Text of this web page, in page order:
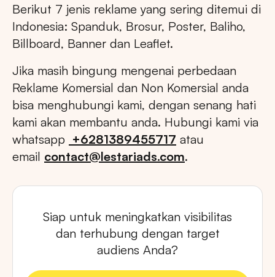
Berikut 7 jenis reklame yang sering ditemui di
Indonesia: Spanduk, Brosur, Poster, Baliho,
Billboard, Banner dan Leaflet.
Jika masih bingung mengenai perbedaan
Reklame Komersial dan Non Komersial anda
bisa menghubungi kami, dengan senang hati
kami akan membantu anda. Hubungi kami via
whatsapp +6281389455717 atau
email contact@lestariads.com.
Siap untuk meningkatkan visibilitas
dan terhubung dengan target
audiens Anda?